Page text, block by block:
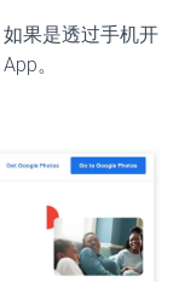
果是透过手机开
。